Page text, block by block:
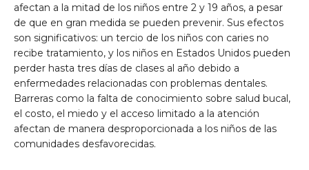
afectan a la mitad de los niños entre 2 y 19 años, a pesar
de que en gran medida se pueden prevenir. Sus efectos
son significativos: un tercio de los niños con caries no
recibe tratamiento, y los niños en Estados Unidos pueden
perder hasta tres días de clases al año debido a
enfermedades relacionadas con problemas dentales.
Barreras como la falta de conocimiento sobre salud bucal,
el costo, el miedo y el acceso limitado a la atención
afectan de manera desproporcionada a los niños de las
comunidades desfavorecidas.